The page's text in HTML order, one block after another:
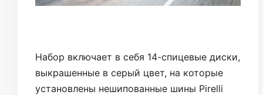
Набор включает в себя 14-спицевые диски,
выкрашенные в серый цвет, на которые
установлены нешипованные шины Pirelli